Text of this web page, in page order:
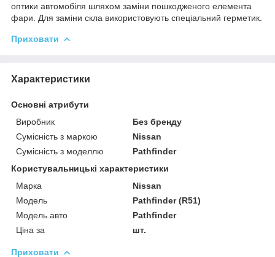
оптики автомобіля шляхом заміни пошкодженого елемента
фари. Для заміни скла використовують спеціальний герметик.
Приховати
Характеристики
Основні атрибути
Виробник
Без бренду
Сумісність з маркою
Nissan
Сумісність з моделлю
Pathfinder
Користувальницькі характеристики
Марка
Nissan
Мoдель
Pathfinder (R51)
Модель авто
Pathfinder
Ціна за
шт.
Приховати